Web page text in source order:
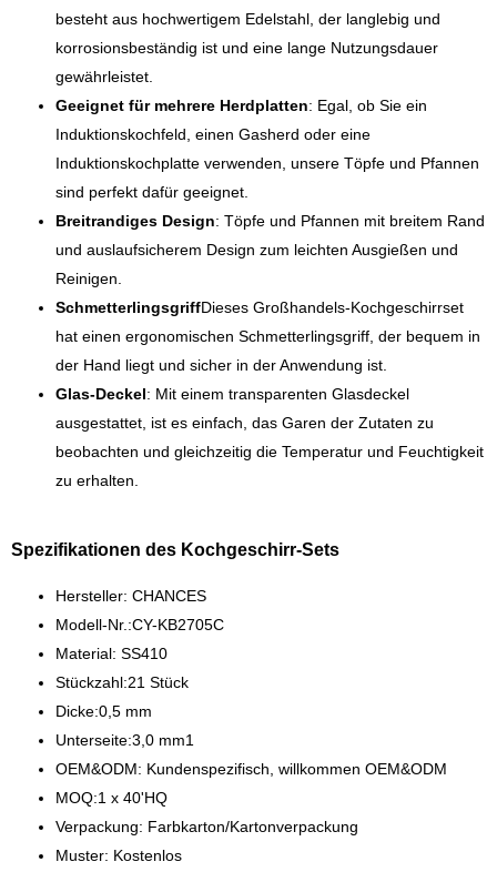
besteht aus hochwertigem Edelstahl, der langlebig und
korrosionsbeständig ist und eine lange Nutzungsdauer
gewährleistet.
Geeignet für mehrere Herdplatten: Egal, ob Sie ein
Induktionskochfeld, einen Gasherd oder eine
Induktionskochplatte verwenden, unsere Töpfe und Pfannen
sind perfekt dafür geeignet.
Breitrandiges Design: Töpfe und Pfannen mit breitem Rand
und auslaufsicherem Design zum leichten Ausgießen und
Reinigen.
SchmetterlingsgriffDieses Großhandels-Kochgeschirrset
hat einen ergonomischen Schmetterlingsgriff, der bequem in
der Hand liegt und sicher in der Anwendung ist.
Glas-Deckel: Mit einem transparenten Glasdeckel
ausgestattet, ist es einfach, das Garen der Zutaten zu
beobachten und gleichzeitig die Temperatur und Feuchtigkeit
zu erhalten.
Spezifikationen des Kochgeschirr-Sets
Hersteller: CHANCES
Modell-Nr.:CY-KB2705C
Material: SS410
Stückzahl:21 Stück
Dicke:0,5 mm
Unterseite:3,0 mm1
OEM&ODM: Kundenspezifisch, willkommen OEM&ODM
MOQ:1 x 40'HQ
Verpackung: Farbkarton/Kartonverpackung
Muster: Kostenlos